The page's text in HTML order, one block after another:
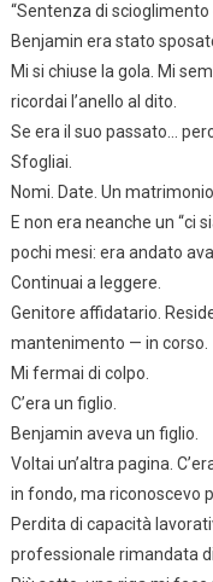
“Sentenza di scioglimento
Benjamin era stato
Mi si chiuse la gola. Mi
ricordai l’anello al dito.
Se era il suo passato…
Sfogliai.
Nomi. Date. Un
E non era neanche un “ci
pochi mesi: era andato
Continuai a leggere.
Genitore affidatario.
mantenimento — in corso.
Mi fermai di colpo.
C’era un figlio.
Benjamin aveva un figlio.
Voltai un’altra pagina.
in fondo, ma riconoscevo
Perdita di capacità
professionale rimandata